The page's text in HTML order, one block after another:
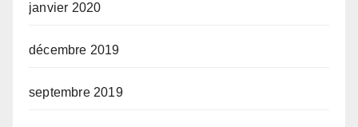
janvier 2020
décembre 2019
septembre 2019